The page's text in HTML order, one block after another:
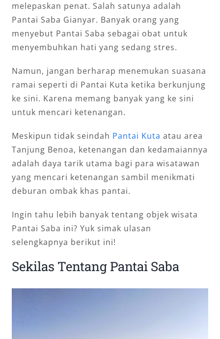
melepaskan penat. Salah satunya adalah
Pantai Saba Gianyar. Banyak orang yang
menyebut Pantai Saba sebagai obat untuk
menyembuhkan hati yang sedang stres.
Namun, jangan berharap menemukan suasana
ramai seperti di Pantai Kuta ketika berkunjung
ke sini. Karena memang banyak yang ke sini
untuk mencari ketenangan.
Meskipun tidak seindah Pantai Kuta atau area
Tanjung Benoa, ketenangan dan kedamaiannya
adalah daya tarik utama bagi para wisatawan
yang mencari ketenangan sambil menikmati
deburan ombak khas pantai.
Ingin tahu lebih banyak tentang objek wisata
Pantai Saba ini? Yuk simak ulasan
selengkapnya berikut ini!
Sekilas Tentang Pantai Saba